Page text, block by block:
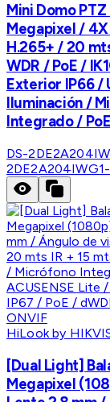
Mini Domo PTZ
Megapixel /
H.265+ / 20
WDR / PoE /
Exterior IP66 /
Iluminación /
Integrado /
DS-
HiLook by
[Dual Light]
Megapixel